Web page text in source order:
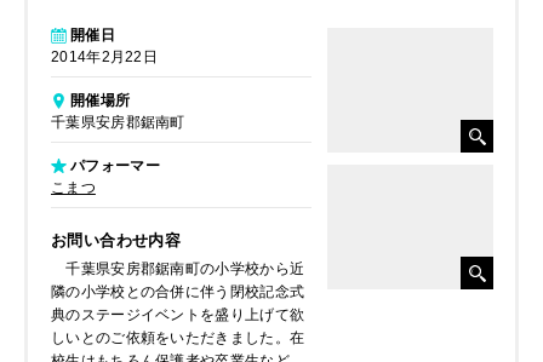
開催日
2014年2月22日
開催場所
千葉県安房郡鋸南町
パフォーマー
こまつ
お問い合わせ内容
千葉県安房郡鋸南町の小学校から近
隣の小学校との合併に伴う閉校記念式
典のステージイベントを盛り上げて欲
しいとのご依頼をいただきました。在